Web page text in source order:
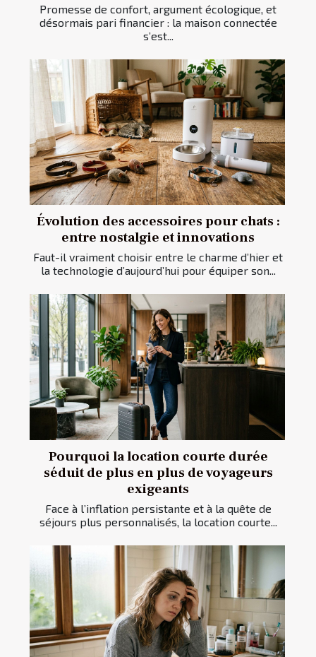
Promesse de confort, argument écologique, et
désormais pari financier : la maison connectée
s’est...
Évolution des accessoires pour chats :
entre nostalgie et innovations
Faut-il vraiment choisir entre le charme d’hier et
la technologie d’aujourd’hui pour équiper son...
Pourquoi la location courte durée
séduit de plus en plus de voyageurs
exigeants
Face à l’inflation persistante et à la quête de
séjours plus personnalisés, la location courte...